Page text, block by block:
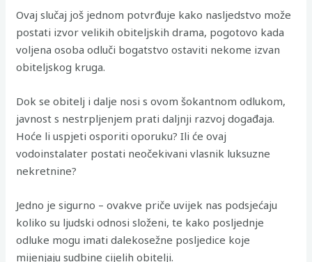
Ovaj slučaj još jednom potvrđuje kako nasljedstvo može
postati izvor velikih obiteljskih drama, pogotovo kada
voljena osoba odluči bogatstvo ostaviti nekome izvan
obiteljskog kruga.
Dok se obitelj i dalje nosi s ovom šokantnom odlukom,
javnost s nestrpljenjem prati daljnji razvoj događaja.
Hoće li uspjeti osporiti oporuku? Ili će ovaj
vodoinstalater postati neočekivani vlasnik luksuzne
nekretnine?
Jedno je sigurno – ovakve priče uvijek nas podsjećaju
koliko su ljudski odnosi složeni, te kako posljednje
odluke mogu imati dalekosežne posljedice koje
mijenjaju sudbine cijelih obitelji.